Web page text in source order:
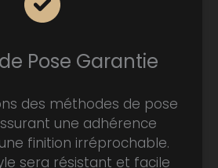
Pose Garantie
des méthodes de pose
une adhérence
finition irréprochable.
sera résistant et facile